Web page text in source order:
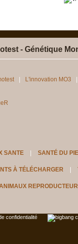
- Génétique
L'innovation MO3
SANTE SANTÉ DU
À TÉLÉCHARGER
confidentialité